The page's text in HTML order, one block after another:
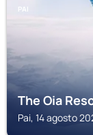
PAI
The Oia
Pai, 14 agosto